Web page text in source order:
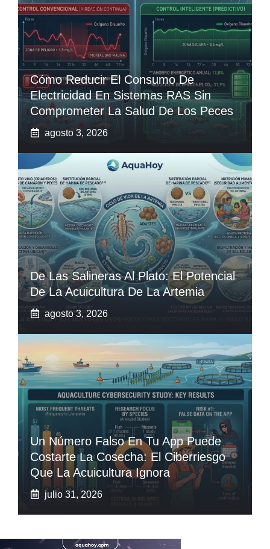
Cómo Reducir El Consumo De
Electricidad En Sistemas RAS Sin
Comprometer La Salud De Los Peces
agosto 3, 2026
De Las Salineras Al Plato: El Potencial
De La Acuicultura De La Artemia
agosto 3, 2026
Un Número Falso En Tu App Puede
Costarte La Cosecha: El Ciberriesgo
Que La Acuicultura Ignora
julio 31, 2026